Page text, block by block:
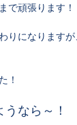
で頑張ります！
りになります
！
なら～！